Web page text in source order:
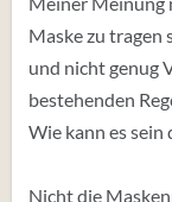
Maske zu tragen
und nicht genug
bestehenden
Wie kann es sein
Nicht die